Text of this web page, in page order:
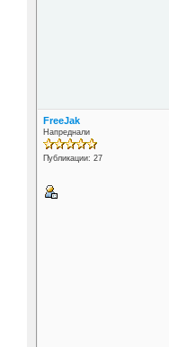
FreeJak
Напреднали
Публикации: 27